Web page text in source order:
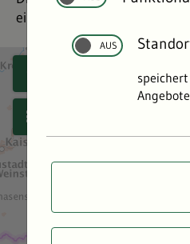
eingehalten.